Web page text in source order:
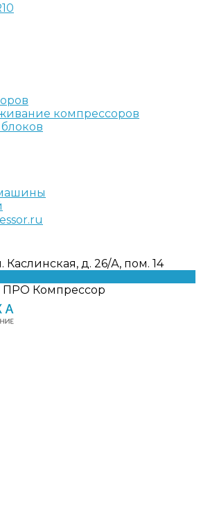
компрессоров
Каслинская, д. 26/А, пом. 14
Компрессор